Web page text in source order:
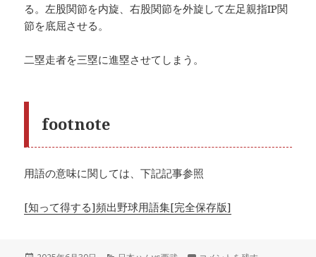
る。左股関節を内旋、右股関節を外旋して左足親指IP関
節を底屈させる。
二塁走者を三塁に進塁させてしまう。
footnote
用語の意味に関しては、下記記事参照
[知って得する]頻出野球用語集[完全保存版]